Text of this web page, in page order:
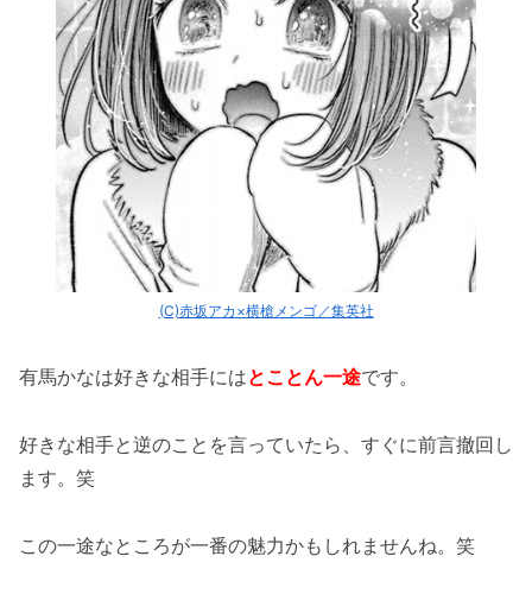
(C)赤坂アカ×横槍メンゴ／集英社
有馬かなは好きな相手にはとことん一途です。
好きな相手と逆のことを言っていたら、すぐに前言撤回し
ます。笑
この一途なところが一番の魅力かもしれませんね。笑